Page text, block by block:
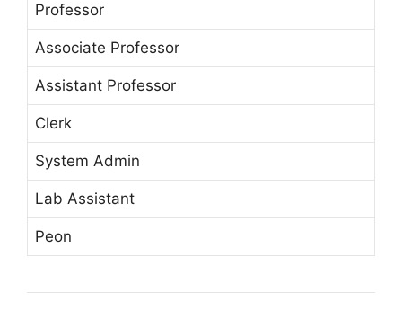
Professor
Associate Professor
Assistant Professor
Clerk
System Admin
Lab Assistant
Peon